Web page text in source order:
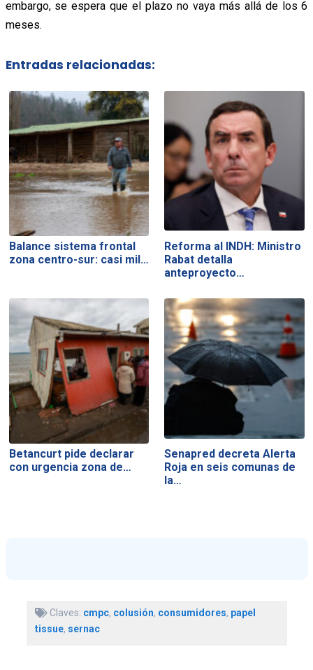
embargo, se espera que el plazo no vaya más allá de los 6
meses.
Entradas relacionadas:
Balance sistema frontal
zona centro-sur: casi mil…
Reforma al INDH: Ministro
Rabat detalla
anteproyecto…
Betancurt pide declarar
con urgencia zona de…
Senapred decreta Alerta
Roja en seis comunas de
la…
Claves: cmpc, colusión, consumidores, papel
tissue, sernac